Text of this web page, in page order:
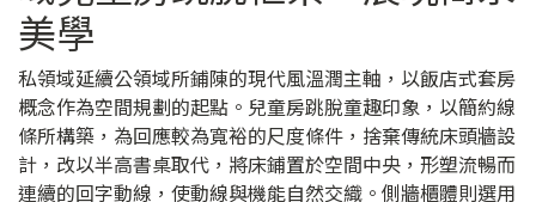
美學
私領域延續公領域所鋪陳的現代風溫潤主軸，以飯店式套房
概念作為空間規劃的起點。兒童房跳脫童趣印象，以簡約線
條所構築，為回應較為寬裕的尺度條件，捨棄傳統床頭牆設
計，改以半高書桌取代，將床鋪置於空間中央，形塑流暢而
連續的回字動線，使動線與機能自然交織。側牆櫃體則選用